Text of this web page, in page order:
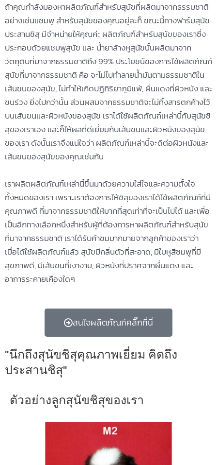
ถ้าคุณกำลังมองหาผลิตภัณฑ์สำหรับสุนัขที่ผลิตมาจากธรรมชาติ
อย่างเช่นแชมพู สำหรับสุนัขของคุณอยู่ละก็ ขณะนี้ทางฟาร์มสุนัข
ประสานชิสุ มีจำหน่ายให้คุณค่ะ ผลิตภัณฑ์สำหรับสุนัขของเราซึ่ง
ประกอบด้วยแชมพูสุนัข และ น้ำยาล้างหูสุนัขนั้นผลิตมาจาก
วัตถุดิบที่มาจากธรรมชาติถึง 99% ประโยชน์ของการใช้ผลิตภัณฑ์
สุนัขที่มาจากธรรมชาติ คือ จะไม่ไปทำลายน้ำมันตามธรรมชาติใน
เส้นขนของสุนัข, ไม่ทำให้เกิดปฏิกิริยาภูมิแพ้, ผื่นแดงที่ผิวหนัง และ
ขนร่วง ยิ่งไปกว่านั้น ส่วนผสมจากธรรมชาติจะไม่ทิ้งสารตกค้างไว้
บนเส้นขนและผิวหนังของสุนัข เราได้ใช้ผลิตภัณฑ์เหล่านี้กับสุนัขชิ
สุของเราเอง และก็ให้ผลที่ดีเยี่ยมกับเส้นขนและผิวหนังของสุนัข
ของเรา ดังนั้นเราจึงแน่ใจว่า ผลิตภัณฑ์เหล่านี้จะดีต่อผิวหนังและ
เส้นขนของสุนัขของคุณเช่นกัน
เราผลิตผลิตภัณฑ์เหล่านี้ขึ้นมาด้วยความใส่ใจและความตั้งใจ
ทั้งหมดของเรา เพราะเราต้องการให้ชิสุของเราได้ใช้ผลิตภัณฑ์ที่มี
คุณภาพดี ที่มาจากธรรมชาติให้มากที่สุดเท่าที่จะเป็นไปได้ และเพื่อ
เป็นอีกทางเลือกหนึ่งสำหรับผู้ที่ต้องการหาผลิตภัณฑ์สำหรับสุนัข
ที่มาจากธรรมชาติ เราได้รับคำชมมากมายจากลูกค้าของเราว่า
เมื่อได้ใช้ผลิตภัณฑ์แล้ว สุนัขมีกลิ่นตัวที่สะอาด, มีใบหูสีชมพูที่มี
สุขภาพดี, มีเส้นขนที่เงางาม, ผิวหนังที่ปราศจากผื่นแดง และ
อาการระคายเคืองใดๆ
สนใจผลิตภัณฑ์คลิ๊กที่นี่
"นึกถึงสุนัขชิสุคุณภาพเยี่ยม คิดถึง
ประสานชิสุ"
ตัวอย่างลูกสุนัขชิสุของเรา